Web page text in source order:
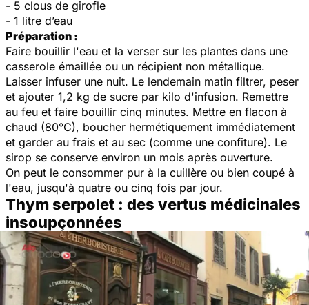
- 5 clous de girofle
- 1 litre d’eau
Préparation :
Faire bouillir l'eau et la verser sur les plantes dans une
casserole émaillée ou un récipient non métallique.
Laisser infuser une nuit. Le lendemain matin filtrer, peser
et ajouter 1,2 kg de sucre par kilo d'infusion. Remettre
au feu et faire bouillir cinq minutes. Mettre en flacon à
chaud (80°C), boucher hermétiquement immédiatement
et garder au frais et au sec (comme une confiture). Le
sirop se conserve environ un mois après ouverture.
On peut le consommer pur à la cuillère ou bien coupé à
l'eau, jusqu'à quatre ou cinq fois par jour.
Thym serpolet : des vertus médicinales
insoupçonnées